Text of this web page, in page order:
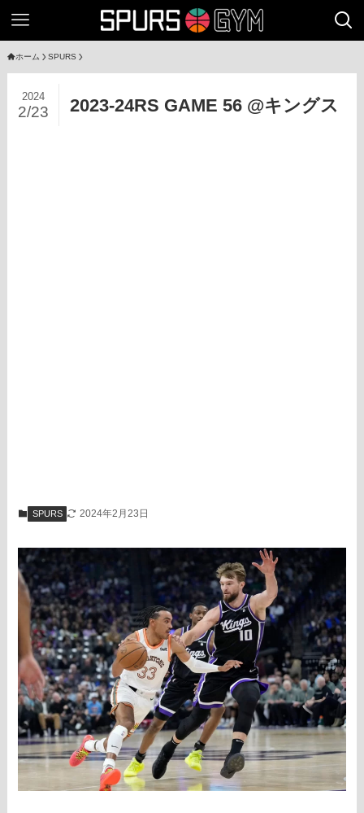
ホーム SPURS
2023-24RS GAME 56 @キングス
2024
2/23
SPURS 2024年2月23日